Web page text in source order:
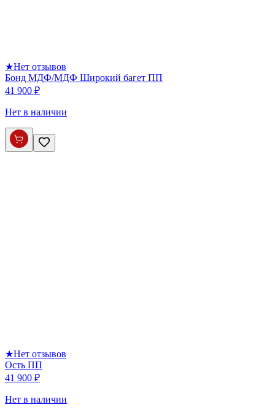
★Нет отзывов
Бонд МДФ/МДФ Широкий багет ПП
41 900 ₽
Нет в наличии
★Нет отзывов
Ость ПП
41 900 ₽
Нет в наличии